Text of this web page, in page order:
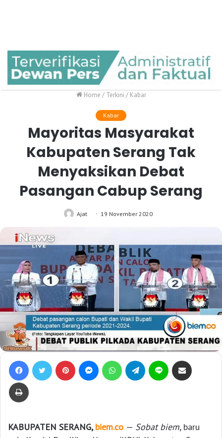
Home / Terkini / Kabar
Kabar
Mayoritas Masyarakat
Kabupaten Serang Tak
Menyaksikan Debat
Pasangan Cabup Serang
Ajat 19 November 2020
KABUPATEN SERANG, biem.co — Sobat biem, baru